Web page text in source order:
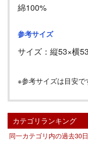
綿100%
参考サイズ
サイズ：縦53×横
※参考サイズは目安で
カテゴリランキング
同一カテゴリ内の過去30